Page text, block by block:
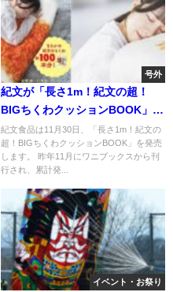
号外
紀文が「長さ1m！紀文の超！
BIGちくわクッションBOOK」発
売！11月30日
紀文食品は11月30日、「長さ1m！紀文の
超！BIGちくわクッションBOOK」を発売
します。 昨年11月にワニブックスから刊
行され、累計発...
イベント・お祭り